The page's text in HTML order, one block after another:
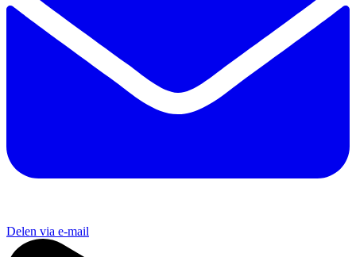
Delen via e-mail